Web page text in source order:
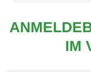
IM